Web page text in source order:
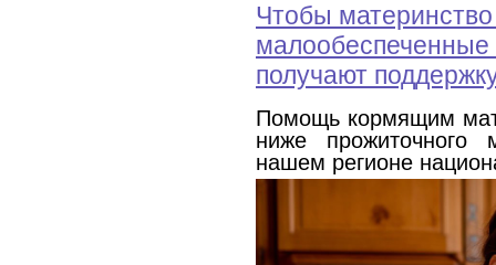
Чтобы
получают
Помощь кормящим
ниже прожиточного
нашем регионе